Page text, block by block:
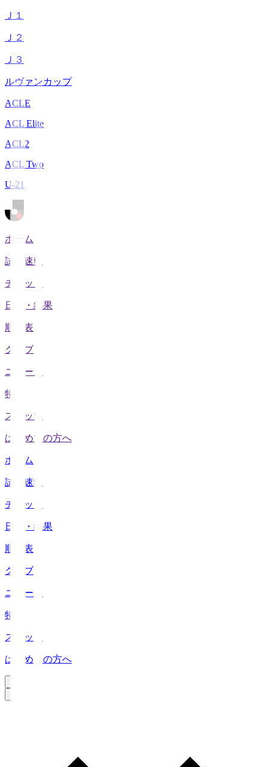
Ｊ１
Ｊ２
Ｊ３
ルヴァンカップ
ACLE
ACL Elite
ACL2
ACL Two
U-21
ホーム
試合速報
チケット
日程・結果
順位表
クラブ
ニュース
特集
スタッツ
はじめての方へ
ホーム
試合速報
チケット
日程・結果
順位表
クラブ
ニュース
特集
スタッツ
はじめての方へ